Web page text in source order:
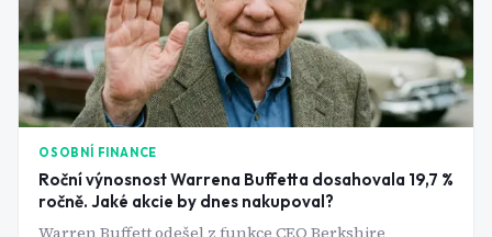
OSOBNÍ FINANCE
Roční výnosnost Warrena Buffetta dosahovala 19,7 %
ročně. Jaké akcie by dnes nakupoval?
Warren Buffett odešel z funkce CEO Berkshire